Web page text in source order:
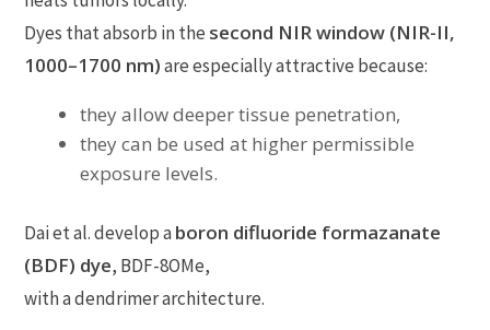
Dyes that absorb in the second NIR window (NIR-II,
1000–1700 nm)are especially attractive because:
they allow deeper tissue penetration,
they can be used at higher permissible
exposure levels.
Dai et al. develop aboron difluoride formazanate
(BDF) dye, BDF-8OMe,
with a dendrimer architecture.